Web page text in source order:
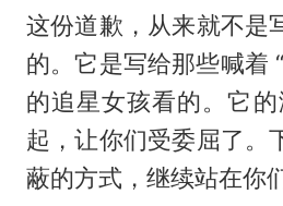
这份道歉，从来就不是
的。它是写给那些喊着
的追星女孩看的。它
起，让你们受委屈了。
蔽的方式，继续站在你